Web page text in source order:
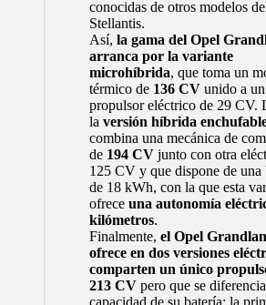
conocidas de otros modelos
Stellantis.
Así, la gama del Opel
arranca por la variante
microhíbrida, que toma un
térmico de 136 CVunido a un
propulsor eléctrico de 29 CV.
la versión híbrida
combina una mecánica de
de 194 CVjunto con otra
125 CV y que dispone de una
de 18 kWh, con la que esta
ofrece una autonomía
kilómetros.
Finalmente, el Opel
ofrece en dos versiones
comparten un único
213 CVpero que se
capacidad de su batería: la